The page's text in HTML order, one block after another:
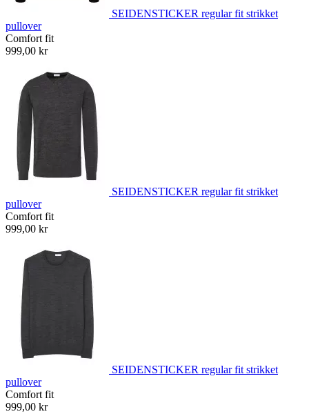
SEIDENSTICKER regular fit strikket
pullover
Comfort fit
999,00 kr
SEIDENSTICKER regular fit strikket
pullover
Comfort fit
999,00 kr
SEIDENSTICKER regular fit strikket
pullover
Comfort fit
999,00 kr